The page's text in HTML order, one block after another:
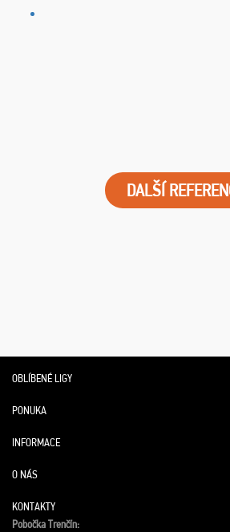
DALŠÍ
OBLÍBENÉ LIGY
PONUKA
INFORMACE
O NÁS
KONTAKTY
Pobočka Trenčín: